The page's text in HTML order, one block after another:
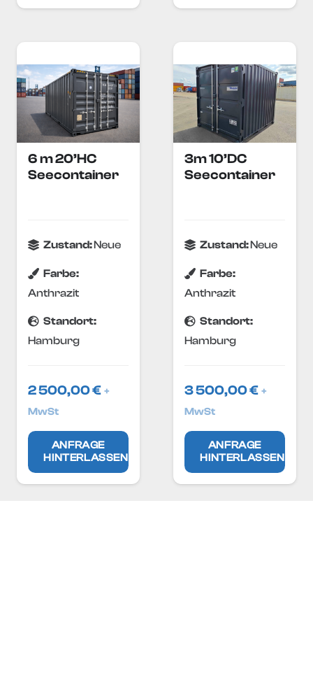
6 m 20’HC
Seecontainer
Zustand:Neue
Farbe:
Anthrazit
Standort:
Hamburg
2 500,00€ +
MwSt
ANFRAGE
HINTERLASSEN
3m 10’DC
Seecontainer
Zustand:Neue
Farbe:
Anthrazit
Standort:
Hamburg
3 500,00€ +
MwSt
ANFRAGE
HINTERLASSEN